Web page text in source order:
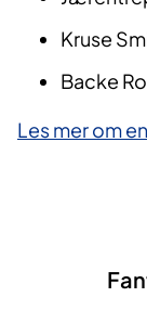
Kruse
Backe
Les mer om